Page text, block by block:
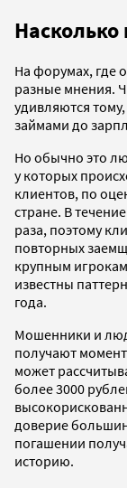
На форумах, где
разные мнения.
удивляются
займами до
Но обычно это
у которых
клиентов, по
стране. В
раза, поэтому
повторных
крупным
известны
года.
Мошенники и
получают
может
более 3000
доверие
погашении
историю.